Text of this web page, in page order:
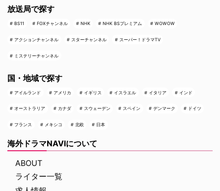
放送局で探す
BS11 FOXチャンネル NHK NHK BSプレミアム WOWOW
アクションチャンネル スターチャンネル スーパー！ドラマTV
ミステリーチャンネル
国・地域で探す
アイルランド アメリカ イギリス イスラエル イタリア インド
オーストラリア カナダ スウェーデン スペイン デンマーク ドイツ
フランス メキシコ 北欧 日本
海外ドラマNAVIについて
ABOUT
ライター一覧